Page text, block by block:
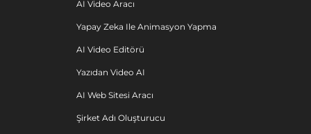
AI Video Aracı
Yapay Zeka Ile Animasyon Yapma
AI Video Editörü
Yazıdan Video AI
AI Web Sitesi Aracı
Şirket Adı Oluşturucu